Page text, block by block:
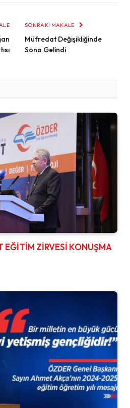
SONRAKI MAKALE
Müfredat Değişikliğinde
Sona Gelindi
EĞİTİM ZİRVESİ KONUŞMA